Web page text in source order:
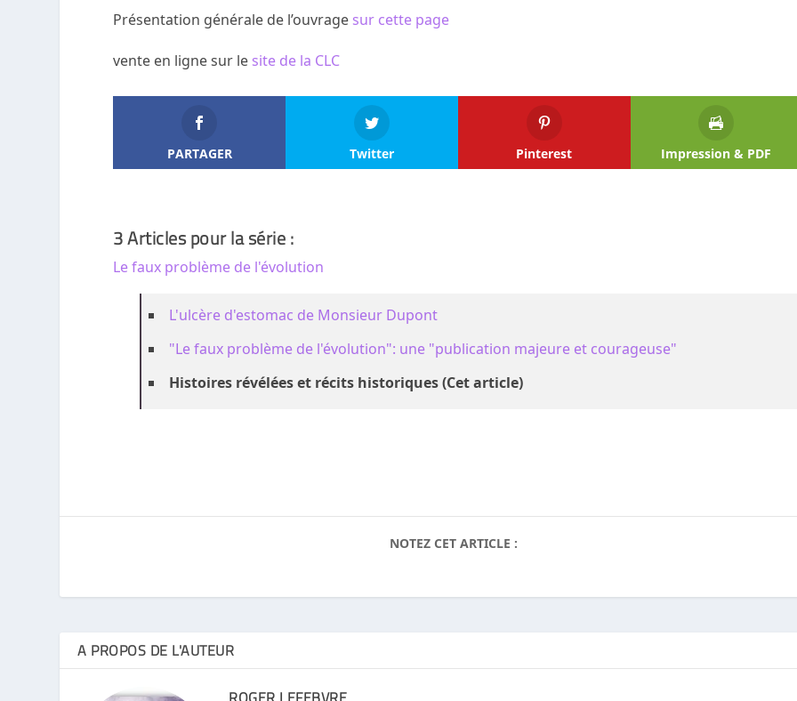
Présentation générale de l’ouvrage sur cette page
vente en ligne sur le site de la CLC
PARTAGER Twitter Pinterest Impression & PDF
3 Articles pour la série :
Le faux problème de l'évolution
L'ulcère d'estomac de Monsieur Dupont
"Le faux problème de l'évolution": une "publication majeure et courageuse"
Histoires révélées et récits historiques (Cet article)
NOTEZ CET ARTICLE :
A PROPOS DE L'AUTEUR